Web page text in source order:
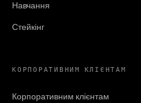
Навчання
Стейкінг
КОРПОРАТИВНИМ КЛІЄНТАМ
Корпоративним клієнтам